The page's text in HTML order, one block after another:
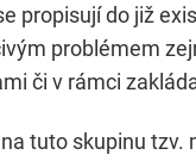
propisují do již
problémem
či v rámci
tuto skupinu tzv.